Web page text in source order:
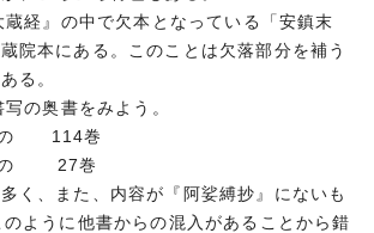
経』の中で欠本となっている「安鎮末
院本にある。このことは欠落部分を補う
る。
の奥書をみよう。
の 114巻
の 27巻
く、また、内容が『阿娑縛抄』にないも
ように他書からの混入があることから錯